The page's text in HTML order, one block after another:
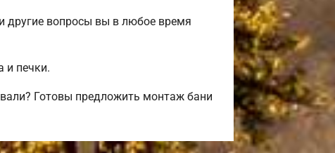
другие вопросы вы в любое время
и печки.
Готовы предложить монтаж бани